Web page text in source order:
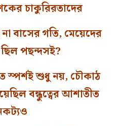
চাকুরিরতাদের
না বাসের গতি, মেয়েদের
পছন্দসই?
স্পর্শই শুধু নয়, চৌকাঠ
বন্ধুত্বের আশাতীত